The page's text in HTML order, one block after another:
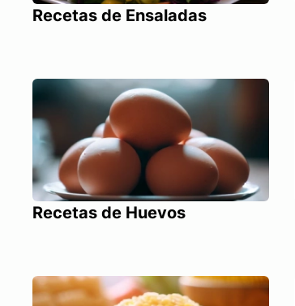
Recetas de Ensaladas
Recetas de Huevos